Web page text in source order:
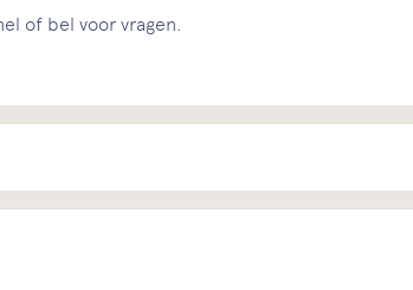
of bel voor vragen.